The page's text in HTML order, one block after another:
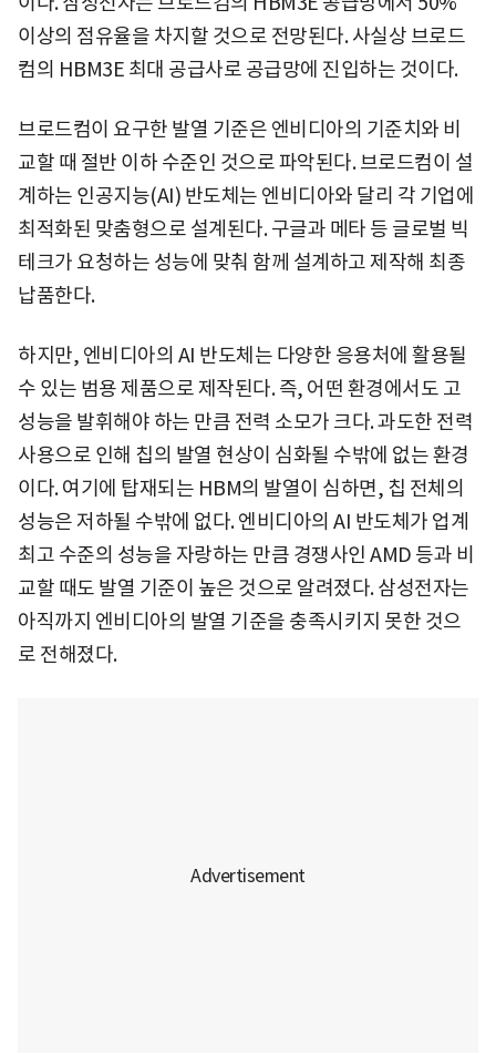
이상의 점유율을 차지할 것으로 전망된다. 사실상 브로드
컴의 HBM3E 최대 공급사로 공급망에 진입하는 것이다.
브로드컴이 요구한 발열 기준은 엔비디아의 기준치와 비
교할 때 절반 이하 수준인 것으로 파악된다. 브로드컴이 설
계하는 인공지능(AI) 반도체는 엔비디아와 달리 각 기업에
최적화된 맞춤형으로 설계된다. 구글과 메타 등 글로벌 빅
테크가 요청하는 성능에 맞춰 함께 설계하고 제작해 최종
납품한다.
하지만, 엔비디아의 AI 반도체는 다양한 응용처에 활용될
수 있는 범용 제품으로 제작된다. 즉, 어떤 환경에서도 고
성능을 발휘해야 하는 만큼 전력 소모가 크다. 과도한 전력
사용으로 인해 칩의 발열 현상이 심화될 수밖에 없는 환경
이다. 여기에 탑재되는 HBM의 발열이 심하면, 칩 전체의
성능은 저하될 수밖에 없다. 엔비디아의 AI 반도체가 업계
최고 수준의 성능을 자랑하는 만큼 경쟁사인 AMD 등과 비
교할 때도 발열 기준이 높은 것으로 알려졌다. 삼성전자는
아직까지 엔비디아의 발열 기준을 충족시키지 못한 것으
로 전해졌다.